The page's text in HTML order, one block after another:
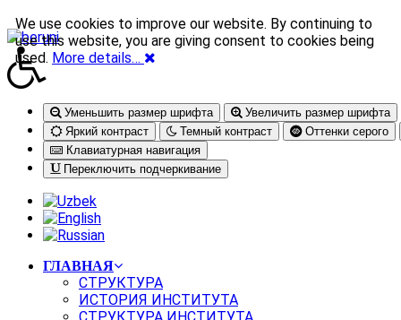
Уменьшить размер шрифта
Увеличить размер шрифта
Яркий контраст
Темный контраст
Оттенки серого
Клавиатурная навигация
Переключить подчеркивание
ГЛАВНАЯ
СТРУКТУРА
ИСТОРИЯ ИНСТИТУТА
We use cookies to improve our website. By continuing to
use this website, you are giving consent to cookies being
used. More details…